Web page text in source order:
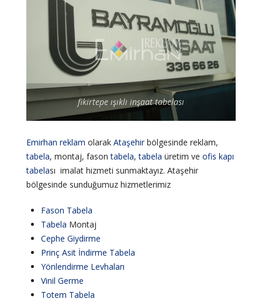
fikirtepe ışıklı inşaat tabelası
Emirhan reklam olarak Ataşehirbölgesinde reklam,
tabela, montaj, fasontabela,tabela üretim ve ofis kapı
tabelası imalat hizmeti sunmaktayız. Ataşehir
bölgesinde sunduğumuz hizmetlerimiz
Fason Tabela
Tabela Montaj
Cephe Giydirme
Prinç Asit İndirme Tabela
Yönlendirme Levhaları
Vinil Germe
Totem Tabela